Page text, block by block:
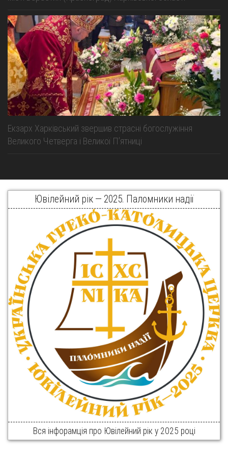
Екзарх Харківський звершив страсні богослужіння
Великого Четверга і Великої Пʼятниці
Ювілейний рік — 2025. Паломники надії
Вся інфорамція про Ювілейний рік у 2025 році